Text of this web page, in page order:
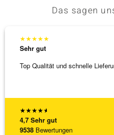
Das sagen
★★★★★
4,7 Sehr gut
9538 Bewertungen
★★★★★
Sehr gut
Top Qualität und schnelle